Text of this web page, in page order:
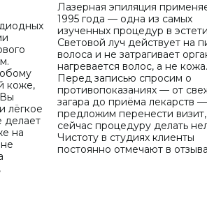
коже,
лёгкое
делает
на
Лазерная эпиляция
1995 года — одна из самых
изученных процедур в
Световой луч действует на
волоса и не затрагивает
нагревается волос, а не кожа.
Перед записью спросим о
противопоказаниях — от
загара до приёма лекарств
предложим перенести
сейчас процедуру делать
Чистоту в студиях клиенты
постоянно отмечают в